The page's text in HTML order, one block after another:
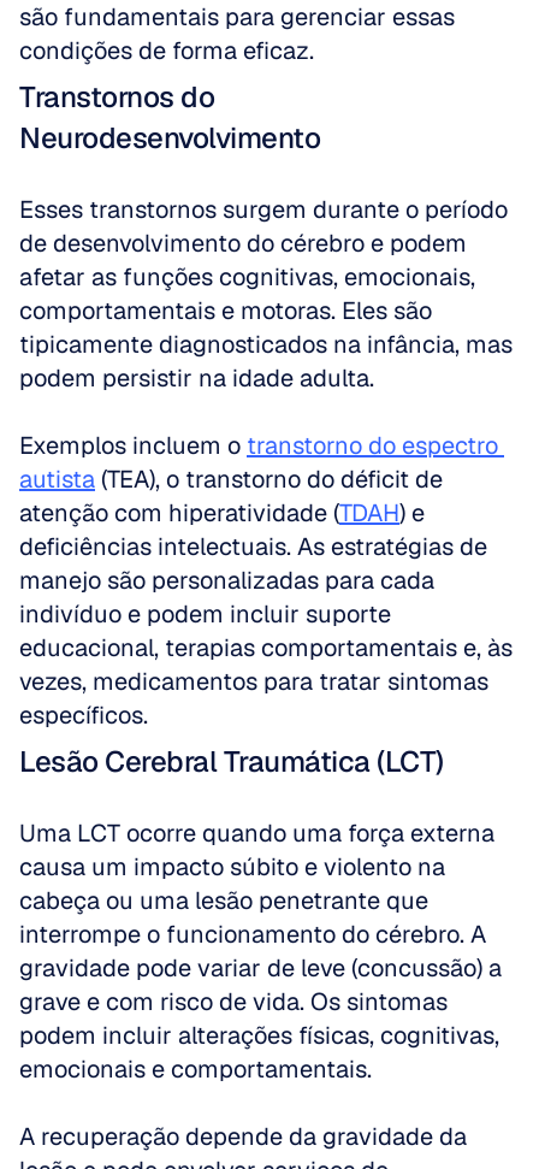
são fundamentais para gerenciar essas
condições de forma eficaz.
Transtornos do
Neurodesenvolvimento
Esses transtornos surgem durante o período
de desenvolvimento do cérebro e podem
afetar as funções cognitivas, emocionais,
comportamentais e motoras. Eles são
tipicamente diagnosticados na infância, mas
podem persistir na idade adulta.
Exemplos incluem o transtorno do espectro
autista (TEA), o transtorno do déficit de
atenção com hiperatividade (TDAH) e
deficiências intelectuais. As estratégias de
manejo são personalizadas para cada
indivíduo e podem incluir suporte
educacional, terapias comportamentais e, às
vezes, medicamentos para tratar sintomas
específicos.
Lesão Cerebral Traumática (LCT)
Uma LCT ocorre quando uma força externa
causa um impacto súbito e violento na
cabeça ou uma lesão penetrante que
interrompe o funcionamento do cérebro. A
gravidade pode variar de leve (concussão) a
grave e com risco de vida. Os sintomas
podem incluir alterações físicas, cognitivas,
emocionais e comportamentais.
A recuperação depende da gravidade da